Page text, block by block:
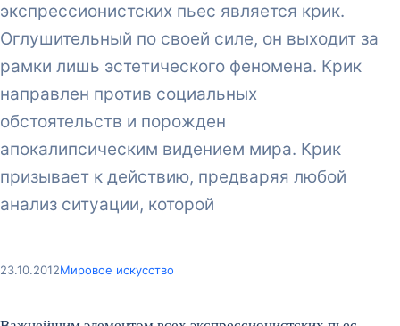
экспрессионистских пьес является крик.
Оглушительный по своей силе, он выходит за
рамки лишь эстетического феномена. Крик
направлен против социальных
обстоятельств и порожден
апокалипсическим видением мира. Крик
призывает к действию, предваряя любой
анализ ситуации, которой
23.10.2012Мировое искусство